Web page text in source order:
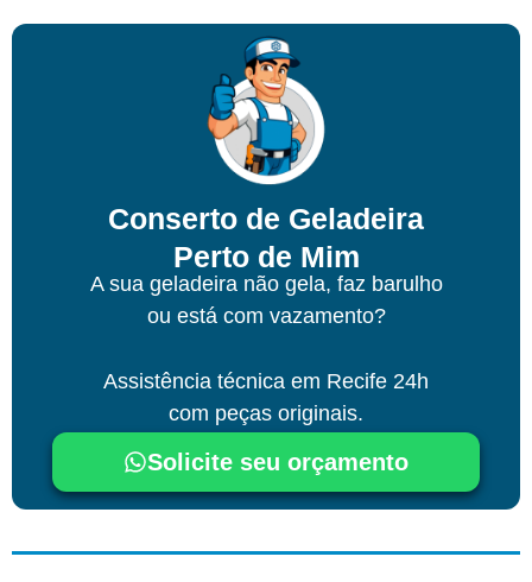
Conserto de Geladeira
Perto de Mim
A sua geladeira não gela, faz barulho
ou está com vazamento?
Assistência técnica em Recife 24h
com peças originais.
Solicite seu orçamento